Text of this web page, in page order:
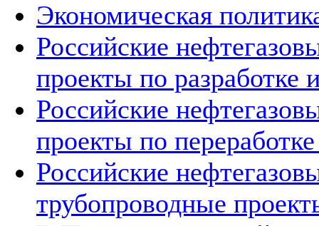
Экономическая
Российские
проекты по
Российские
проекты по
Российские
трубопроводные